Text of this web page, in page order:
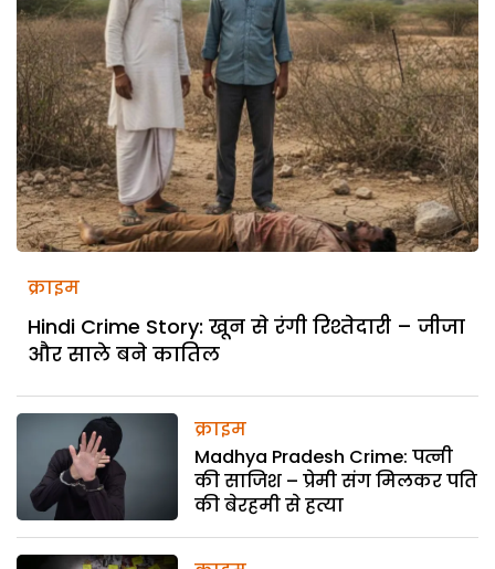
क्राइम
Hindi Crime Story: खून से रंगी रिश्तेदारी – जीजा
और साले बने कातिल
क्राइम
Madhya Pradesh Crime: पत्नी
की साजिश – प्रेमी संग मिलकर पति
की बेरहमी से हत्या